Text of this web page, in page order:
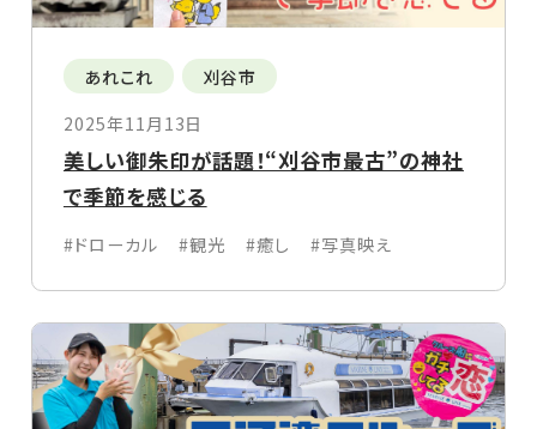
あれこれ
刈谷市
2025年11月13日
美しい御朱印が話題！“刈谷市最古”の神社
で季節を感じる
#ドローカル #観光 #癒し #写真映え